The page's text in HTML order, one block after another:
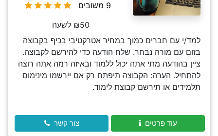
9 משובים
₪50 לשעה
למד/י עם חברים כמוך במחיר אטרקטיבי בכיף בקבוצה
בזום עם מורה נבחר. שלח הודעה כדי להירשם לקבוצה.
ציין בהודעה מתי אתה יכול ללמוד ובאיזה רמה אתה רוצה
להתחיל. הערה: הקבוצה תיפתח רק אם יירשמו מינימום
תלמידים או תירשם קבוצת לימוד.
עוד פרטים צור קשר